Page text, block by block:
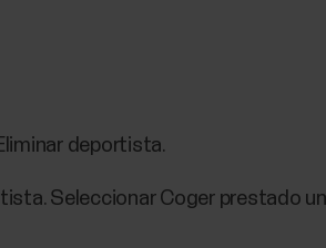
deportista.
Seleccionar Coger prestado